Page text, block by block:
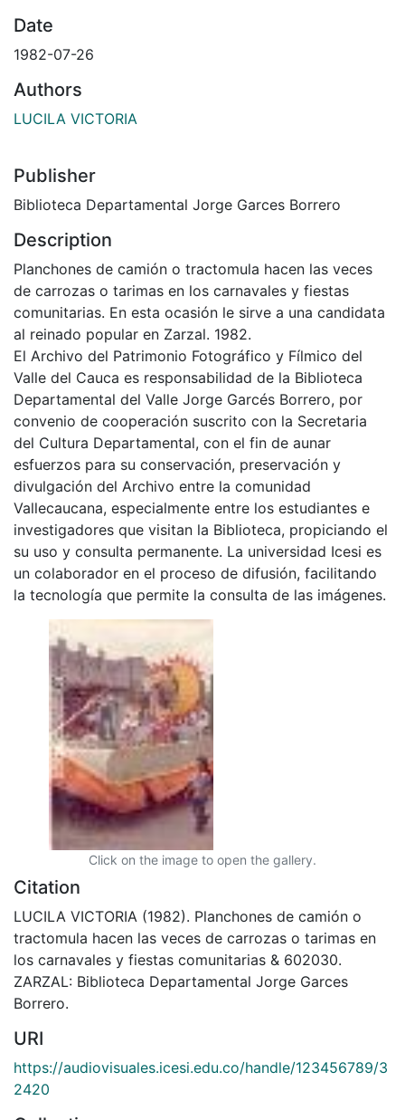
Date
1982-07-26
Authors
LUCILA VICTORIA
Publisher
Biblioteca Departamental Jorge Garces Borrero
Description
Planchones de camión o tractomula hacen las veces
de carrozas o tarimas en los carnavales y fiestas
comunitarias. En esta ocasión le sirve a una candidata
al reinado popular en Zarzal. 1982.
El Archivo del Patrimonio Fotográfico y Fílmico del
Valle del Cauca es responsabilidad de la Biblioteca
Departamental del Valle Jorge Garcés Borrero, por
convenio de cooperación suscrito con la Secretaria
del Cultura Departamental, con el fin de aunar
esfuerzos para su conservación, preservación y
divulgación del Archivo entre la comunidad
Vallecaucana, especialmente entre los estudiantes e
investigadores que visitan la Biblioteca, propiciando el
su uso y consulta permanente. La universidad Icesi es
un colaborador en el proceso de difusión, facilitando
la tecnología que permite la consulta de las imágenes.
Click on the image to open the gallery.
Citation
LUCILA VICTORIA (1982). Planchones de camión o
tractomula hacen las veces de carrozas o tarimas en
los carnavales y fiestas comunitarias & 602030.
ZARZAL: Biblioteca Departamental Jorge Garces
Borrero.
URI
https://audiovisuales.icesi.edu.co/handle/123456789/3
2420